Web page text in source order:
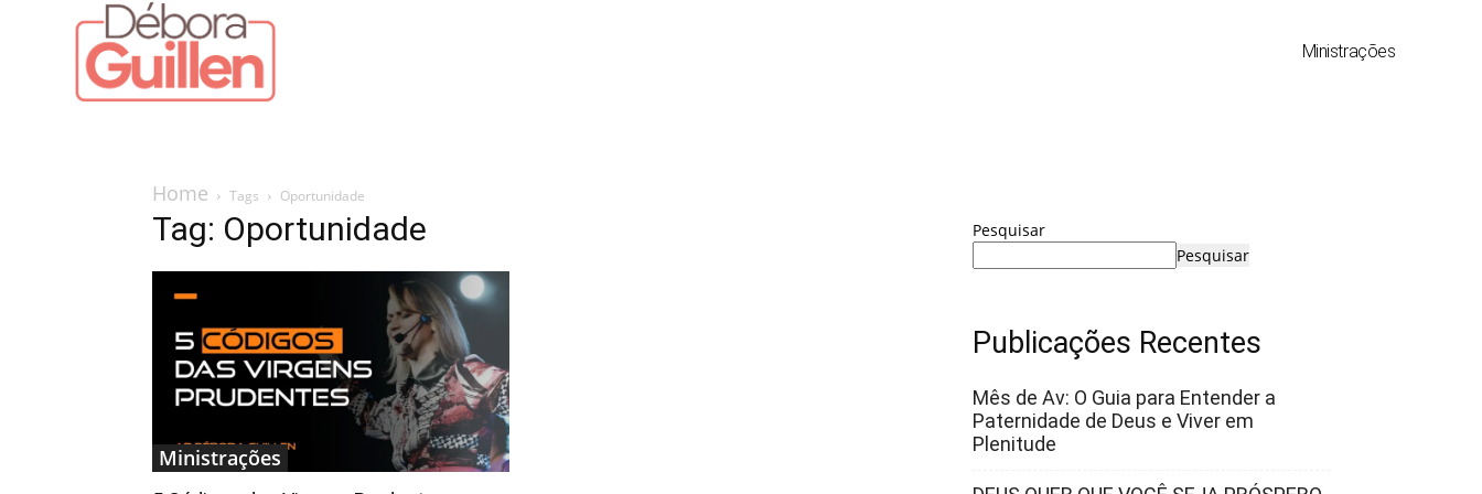
Ministrações
Home Tags Oportunidade
Tag: Oportunidade
Ministrações
Pesquisar
Pesquisar
Publicações Recentes
Mês de Av: O Guia para Entender a
Paternidade de Deus e Viver em
Plenitude